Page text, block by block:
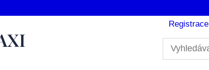
Registrace